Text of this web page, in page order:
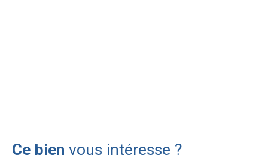
Ce bien vous intéresse ?